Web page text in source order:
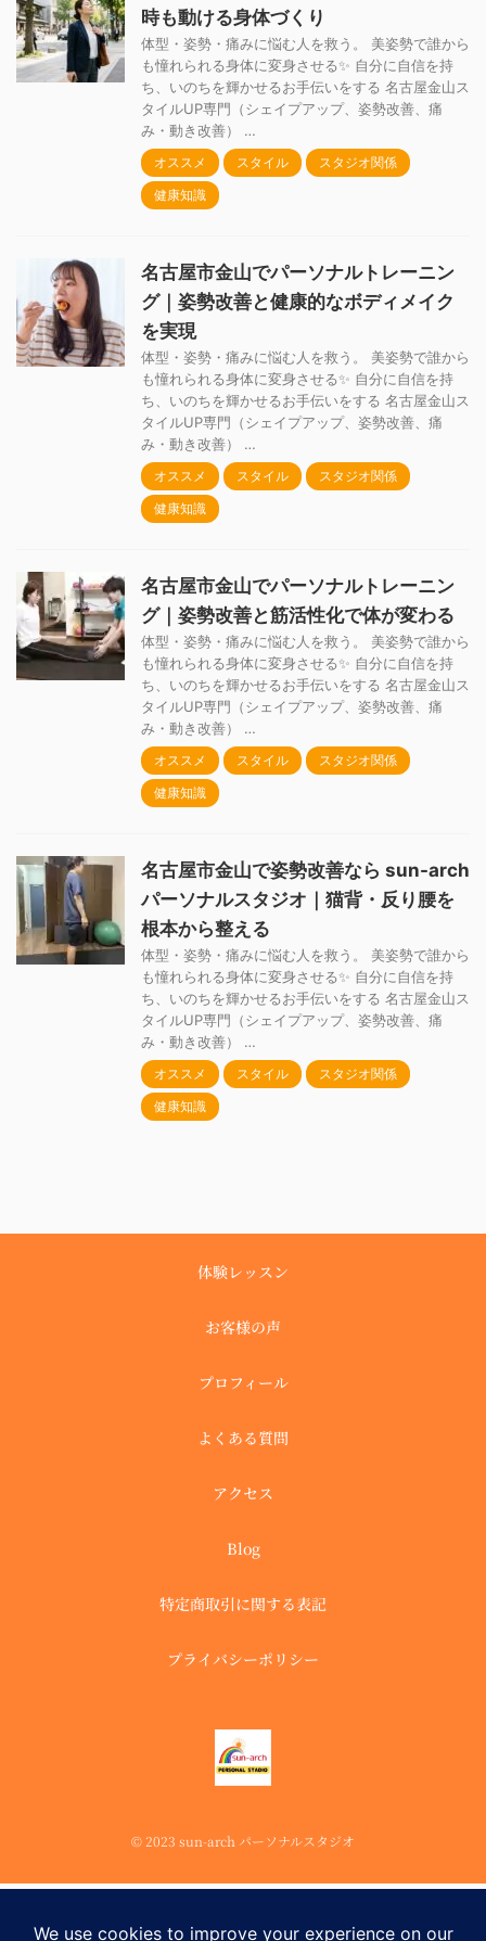
時も動ける身体づくり
体型・姿勢・痛みに悩む人を救う。 美姿勢で誰から
も憧れられる身体に変身させる✨ 自分に自信を持
ち、いのちを輝かせるお手伝いをする 名古屋金山ス
タイルUP専門（シェイプアップ、姿勢改善、痛
み・動き改善） …
オススメ スタイル
スタジオ関係
健康知識
名古屋市金山でパーソナルトレーニン
グ｜姿勢改善と健康的なボディメイク
を実現
体型・姿勢・痛みに悩む人を救う。 美姿勢で誰から
も憧れられる身体に変身させる✨ 自分に自信を持
ち、いのちを輝かせるお手伝いをする 名古屋金山ス
タイルUP専門（シェイプアップ、姿勢改善、痛
み・動き改善） …
オススメ スタイル
スタジオ関係
健康知識
名古屋市金山でパーソナルトレーニン
グ｜姿勢改善と筋活性化で体が変わる
体型・姿勢・痛みに悩む人を救う。 美姿勢で誰から
も憧れられる身体に変身させる✨ 自分に自信を持
ち、いのちを輝かせるお手伝いをする 名古屋金山ス
タイルUP専門（シェイプアップ、姿勢改善、痛
み・動き改善） …
オススメ スタイル
スタジオ関係
健康知識
名古屋市金山で姿勢改善なら sun-arch
パーソナルスタジオ｜猫背・反り腰を
根本から整える
体型・姿勢・痛みに悩む人を救う。 美姿勢で誰から
も憧れられる身体に変身させる✨ 自分に自信を持
ち、いのちを輝かせるお手伝いをする 名古屋金山ス
タイルUP専門（シェイプアップ、姿勢改善、痛
み・動き改善） …
オススメ スタイル
スタジオ関係
健康知識
体験レッスン
お客様の声
プロフィール
よくある質問
アクセス
Blog
特定商取引に関する表記
プライバシーポリシー
© 2023 sun-arch パーソナルスタジオ